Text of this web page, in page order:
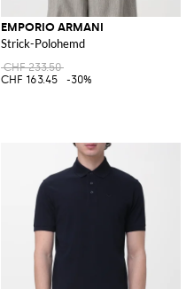
EMPORIO ARMANI
Strick-Polohemd
CHF 233.50
CHF 163.45
-30%